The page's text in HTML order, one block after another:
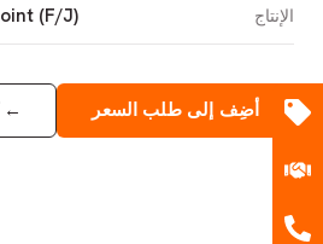
الإنتاج (F/J)
أضِف إلى طلب السعر ←